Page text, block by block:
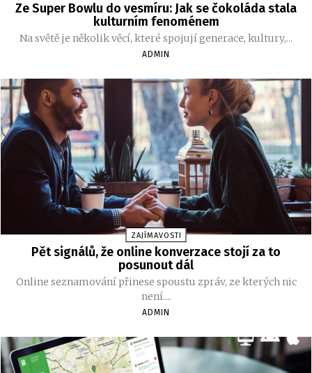
Ze Super Bowlu do vesmíru: Jak se čokoláda stala
kulturním fenoménem
Na světě je několik věcí, které spojují generace, kultury,...
ADMIN
ZAJÍMAVOSTI
Pět signálů, že online konverzace stojí za to
posunout dál
Online seznamování přinese spoustu zpráv, ze kterých nic
není....
ADMIN